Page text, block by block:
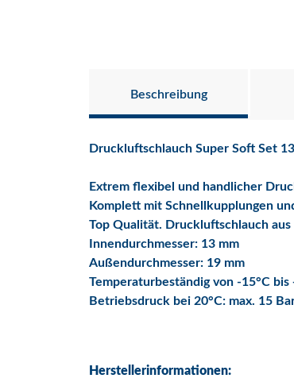
Beschreibung
Druckluftschlauch Super Soft Set
Extrem flexibel und handlicher
Komplett mit Schnellkupplungen
Top Qualität. Druckluftschlauch
Innendurchmesser: 13 mm
Außendurchmesser: 19 mm
Temperaturbeständig von -15°C bis
Betriebsdruck bei 20°C: max. 15
Herstellerinformationen: